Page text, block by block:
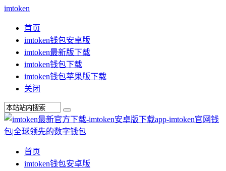
imtoken
首页
imtoken钱包安卓版
imtoken最新版下载
imtoken钱包下载
imtoken钱包苹果版下载
关闭
首页
imtoken钱包安卓版